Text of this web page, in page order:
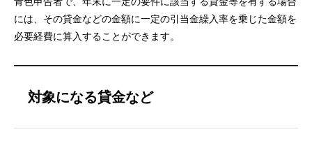
には、その貸金などの金額に一定の引当金繰入率を乗じた金額を
必要経費に算入することができます。
対象になる貸金など